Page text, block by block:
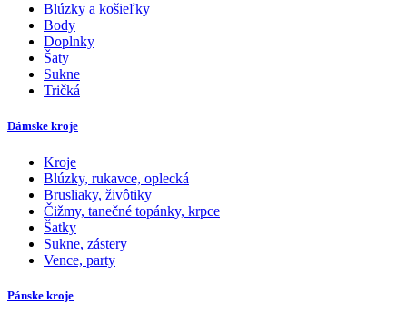
Blúzky a košieľky
Body
Doplnky
Šaty
Sukne
Tričká
Dámske kroje
Kroje
Blúzky, rukavce, oplecká
Brusliaky, živôtiky
Čižmy, tanečné topánky, krpce
Šatky
Sukne, zástery
Vence, party
Pánske kroje